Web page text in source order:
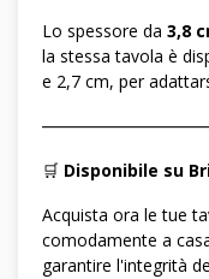
Lo spessore da 3,8
la stessa tavola è
e 2,7 cm, per
🛒 Disponibile su
Acquista ora le tue
comodamente a
garantire l'integrità